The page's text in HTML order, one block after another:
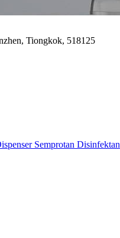
Tiongkok, 518125
Semprotan Disinfektan